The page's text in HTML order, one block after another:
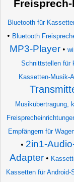
Bluetooth für
• Bluetooth
MP3-Player•
Schnittstellen für
Kassetten-Musik-
Musikübertragung,
Empfängern für
• 2in1-
Adapter•
Kassetten für